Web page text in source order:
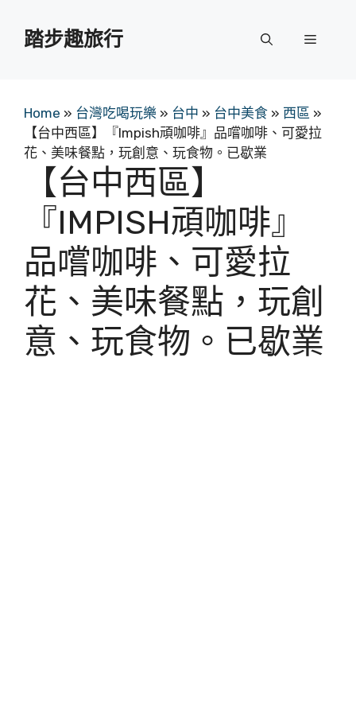
踏步趣旅行 選
Home » 台灣吃喝玩樂 » 台中 » 台中美食 » 西區 »
【台中西區】『Impish頑咖啡』品嚐咖啡、可愛拉
花、美味餐點，玩創意、玩食物。已歇業
【台中西區】
『IMPISH頑咖啡』
品嚐咖啡、可愛拉
花、美味餐點，玩創
意、玩食物。已歇業